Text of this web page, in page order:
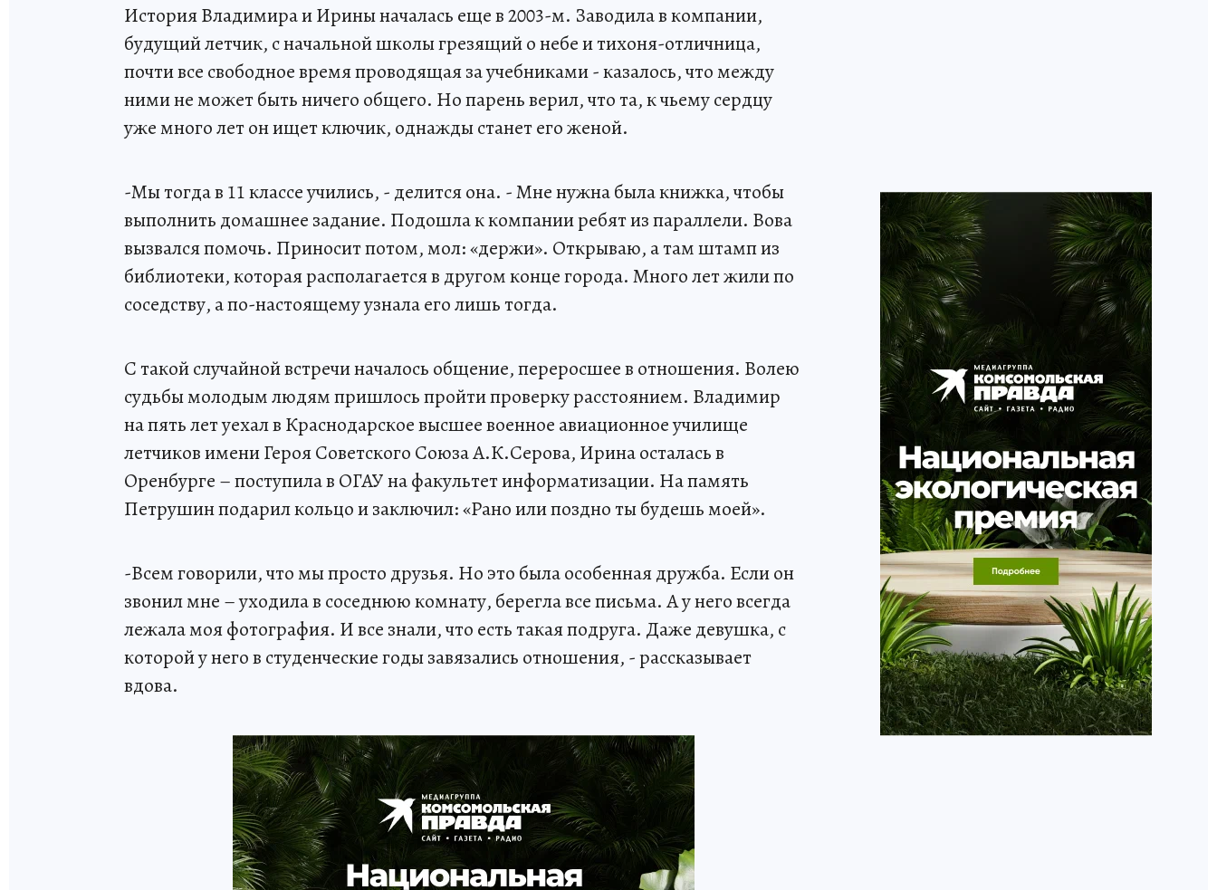
История Владимира и Ирины началась еще в 2003-м. Заводила в компании,
будущий летчик, с начальной школы грезящий о небе и тихоня-отличница,
почти все свободное время проводящая за учебниками - казалось, что между
ними не может быть ничего общего. Но парень верил, что та, к чьему сердцу
уже много лет он ищет ключик, однажды станет его женой.
-Мы тогда в 11 классе учились, - делится она. - Мне нужна была книжка, чтобы
выполнить домашнее задание. Подошла к компании ребят из параллели. Вова
вызвался помочь. Приносит потом, мол: «держи». Открываю, а там штамп из
библиотеки, которая располагается в другом конце города. Много лет жили по
соседству, а по-настоящему узнала его лишь тогда.
С такой случайной встречи началось общение, переросшее в отношения. Волею
судьбы молодым людям пришлось пройти проверку расстоянием. Владимир
на пять лет уехал в Краснодарское высшее военное авиационное училище
летчиков имени Героя Советского Союза А.К.Серова, Ирина осталась в
Оренбурге – поступила в ОГАУ на факультет информатизации. На память
Петрушин подарил кольцо и заключил: «Рано или поздно ты будешь моей».
-Всем говорили, что мы просто друзья. Но это была особенная дружба. Если он
звонил мне – уходила в соседнюю комнату, берегла все письма. А у него всегда
лежала моя фотография. И все знали, что есть такая подруга. Даже девушка, с
которой у него в студенческие годы завязались отношения, - рассказывает
вдова.